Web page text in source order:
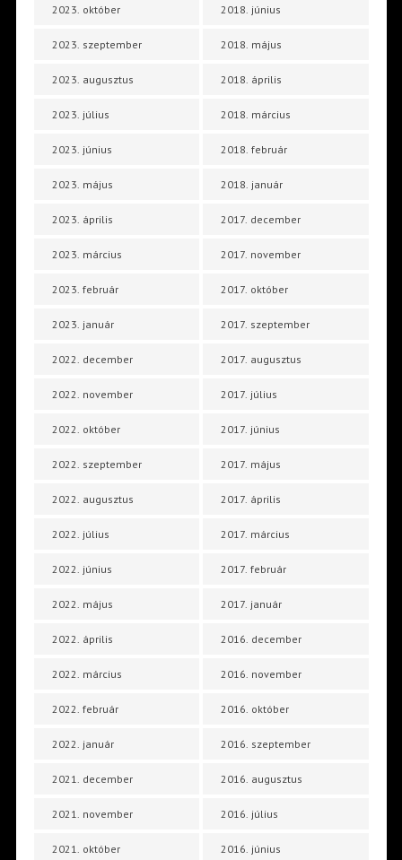
2023. október
2023. szeptember
2023. augusztus
2023. július
2023. június
2023. május
2023. április
2023. március
2023. február
2023. január
2022. december
2022. november
2022. október
2022. szeptember
2022. augusztus
2022. július
2022. június
2022. május
2022. április
2022. március
2022. február
2022. január
2021. december
2021. november
2021. október
2018. június
2018. május
2018. április
2018. március
2018. február
2018. január
2017. december
2017. november
2017. október
2017. szeptember
2017. augusztus
2017. július
2017. június
2017. május
2017. április
2017. március
2017. február
2017. január
2016. december
2016. november
2016. október
2016. szeptember
2016. augusztus
2016. július
2016. június